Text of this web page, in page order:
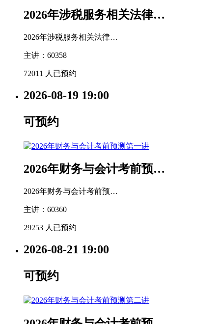
2026年涉税服务相关法律…
2026年涉税服务相关法律…
主讲：60358
72011 人已预约
2026-08-19 19:00
可预约
2026年财务与会计考前预…
2026年财务与会计考前预…
主讲：60360
29253 人已预约
2026-08-21 19:00
可预约